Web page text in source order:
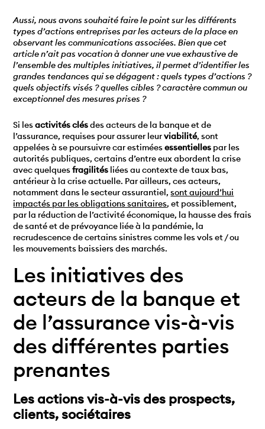
Aussi, nous avons souhaité faire le point sur les différents
types d’actions entreprises par les acteurs de la place en
observant les communications associées. Bien que cet
article n’ait pas vocation à donner une vue exhaustive de
l’ensemble des multiples initiatives, il permet d’identifier les
grandes tendances qui se dégagent : quels types d’actions ?
quels objectifs visés ? quelles cibles ? caractère commun ou
exceptionnel des mesures prises ?
Si lesactivités clésdes acteurs de la banque et de
l’assurance, requises pour assurer leurviabilité, sont
appelées à se poursuivre car estiméesessentielles par les
autorités publiques, certains d’entre eux abordent la crise
avec quelquesfragilités liées au contexte de taux bas,
antérieur à la crise actuelle. Par ailleurs, ces acteurs,
notamment dans le secteur assurantiel,sont aujourd’hui
impactés par les obligations sanitaires, et possiblement,
par la réduction de l’activité économique, la hausse des frais
de santé et de prévoyance liée à la pandémie, la
recrudescence de certains sinistres comme les vols et / ou
les mouvements baissiers des marchés.
Les initiatives des
acteurs de la banque et
de l’assurance vis-à-vis
des différentes parties
prenantes
Les actions vis-à-vis des prospects,
clients, sociétaires